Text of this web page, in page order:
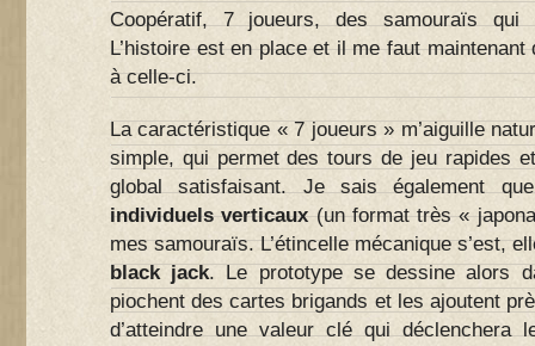
Coopératif, 7 joueurs, des samouraïs qui
L’histoire est en place et il me faut
à celle-ci.
La caractéristique « 7 joueurs » m’aiguille
simple, qui permet des tours de jeu rapides
global satisfaisant. Je sais également
individuels verticaux(un format très «
mes samouraïs. L’étincelle mécanique s’est,
black jack. Le prototype se dessine alors
piochent des cartes brigands et les ajoutent
d’atteindre une valeur clé qui déclenchera